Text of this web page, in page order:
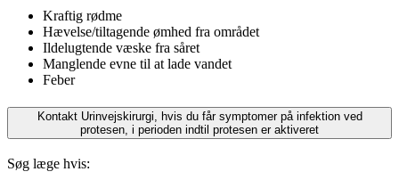
Kraftig rødme
Hævelse/tiltagende ømhed fra området
Ildelugtende væske fra såret
Manglende evne til at lade vandet
Feber
Kontakt Urinvejskirurgi, hvis du får symptomer på infektion ved
protesen, i perioden indtil protesen er aktiveret
Søg læge hvis: